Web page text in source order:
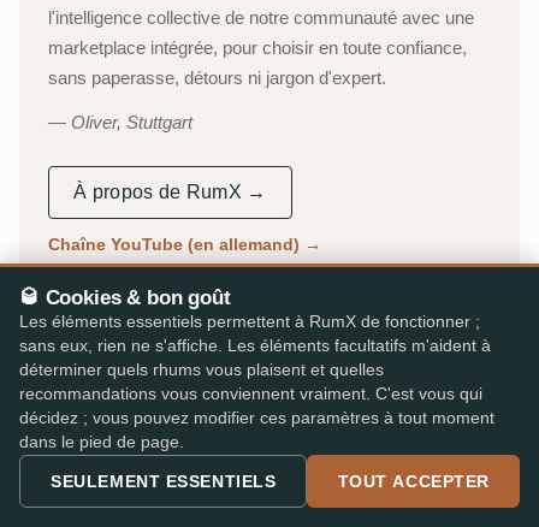
l'intelligence collective de notre communauté avec une
marketplace intégrée, pour choisir en toute confiance,
sans paperasse, détours ni jargon d'expert.
Oliver, Stuttgart
À propos de RumX →
Chaîne YouTube (en allemand) →
53 000+
DÉGUSTATEURS ACTIFS AVIS INDÉPENDANTS
25 000+
RHUMS CATALOGUÉS
★ 4,8/5
App iOS & Android
PARLÉ DANS
🥃 Cookies & bon goût
Les éléments essentiels permettent à RumX de fonctionner ;
sans eux, rien ne s'affiche. Les éléments facultatifs m'aident à
déterminer quels rhums vous plaisent et quelles
recommandations vous conviennent vraiment. C'est vous qui
décidez ; vous pouvez modifier ces paramètres à tout moment
dans le pied de page.
SEULEMENT ESSENTIELS TOUT ACCEPTER